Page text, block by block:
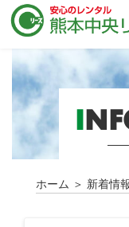
I
ホーム ＞ 新着情